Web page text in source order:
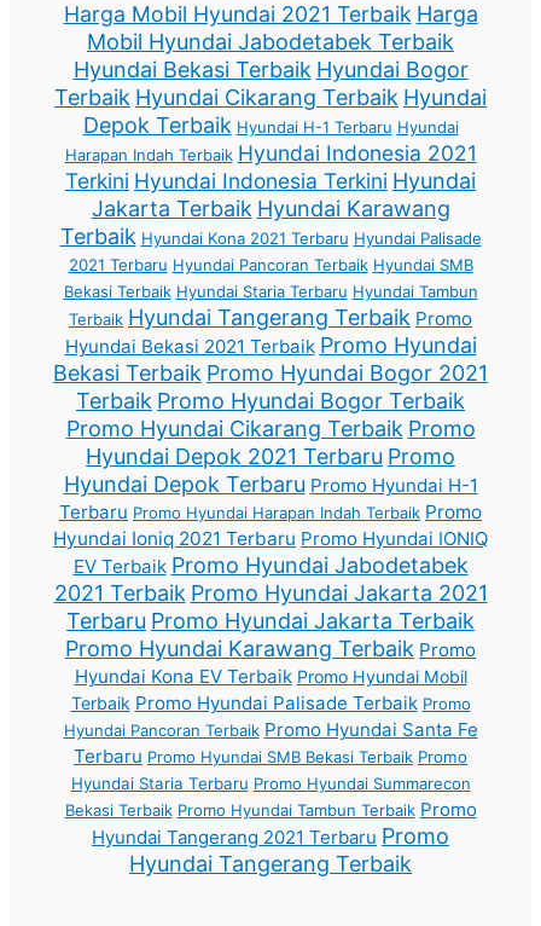
Harga Mobil Hyundai 2021 Terbaik Harga
Mobil Hyundai Jabodetabek Terbaik
Hyundai Bekasi Terbaik Hyundai Bogor
Terbaik Hyundai Cikarang Terbaik Hyundai
Depok Terbaik Hyundai H-1 Terbaru Hyundai
Harapan Indah Terbaik Hyundai Indonesia 2021
Terkini Hyundai Indonesia Terkini Hyundai
Jakarta Terbaik Hyundai Karawang
Terbaik Hyundai Kona 2021 Terbaru Hyundai Palisade
2021 Terbaru Hyundai Pancoran Terbaik Hyundai SMB
Bekasi Terbaik Hyundai Staria Terbaru Hyundai Tambun
Terbaik Hyundai Tangerang Terbaik Promo
Hyundai Bekasi 2021 Terbaik Promo Hyundai
Bekasi Terbaik Promo Hyundai Bogor 2021
Terbaik Promo Hyundai Bogor Terbaik
Promo Hyundai Cikarang Terbaik Promo
Hyundai Depok 2021 Terbaru Promo
Hyundai Depok Terbaru Promo Hyundai H-1
Terbaru Promo Hyundai Harapan Indah Terbaik Promo
Hyundai Ioniq 2021 Terbaru Promo Hyundai IONIQ
EV Terbaik Promo Hyundai Jabodetabek
2021 Terbaik Promo Hyundai Jakarta 2021
Terbaru Promo Hyundai Jakarta Terbaik
Promo Hyundai Karawang Terbaik Promo
Hyundai Kona EV Terbaik Promo Hyundai Mobil
Terbaik Promo Hyundai Palisade Terbaik Promo
Hyundai Pancoran Terbaik Promo Hyundai Santa Fe
Terbaru Promo Hyundai SMB Bekasi Terbaik Promo
Hyundai Staria Terbaru Promo Hyundai Summarecon
Bekasi Terbaik Promo Hyundai Tambun Terbaik Promo
Hyundai Tangerang 2021 Terbaru Promo
Hyundai Tangerang Terbaik